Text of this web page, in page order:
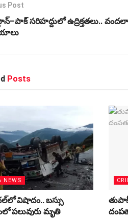
Post
సరిహద్దులో ఉద్రిక్తతలు..
Posts
NEWS
విషాదం.. బస్సు
పలువురు మృతి